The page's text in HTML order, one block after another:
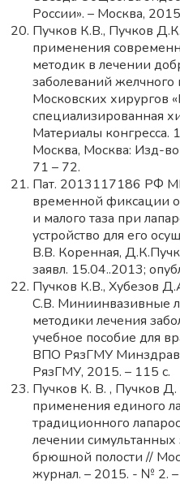
России». – Москва,
Пучков К.В., Пучков
применения
методик в лечении
заболеваний желчного
Московских хирургов
специализированная
Материалы
Москва, Москва: Изд-во
71 – 72.
Пат. 2013117186 РФ
временной фиксации
и малого таза при
устройство для его
В.В. Коренная,
заявл. 15.04..2013;
Пучков К.В., Хубезов
С.В. Миниинвазивные
методики лечения
учебное пособие для
ВПО РязГМУ
РязГМУ, 2015. – 115 с.
Пучков К. В. , Пучков
применения единого
традиционного
лечении симультанных
брюшной полости //
журнал. – 2015. - № 2.